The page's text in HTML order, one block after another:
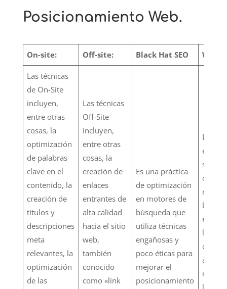
Posicionamiento Web.
On-site: Off-site: Black Hat SEO White
Las técnicas
de On-Site
incluyen,
entre otras
cosas, la
optimización
de palabras
clave en el
contenido, la
creación de
títulos y
descripciones
meta
relevantes, la
optimización
de las
Las técnicas
Off-Site
incluyen,
entre otras
cosas, la
creación de
enlaces
entrantes de
alta calidad
hacia el sitio
web,
también
conocido
como «link
Es una práctica
de optimización
en motores de
búsqueda que
utiliza técnicas
engañosas y
poco éticas para
mejorar el
posicionamiento
Es
ética y
la
alta
los